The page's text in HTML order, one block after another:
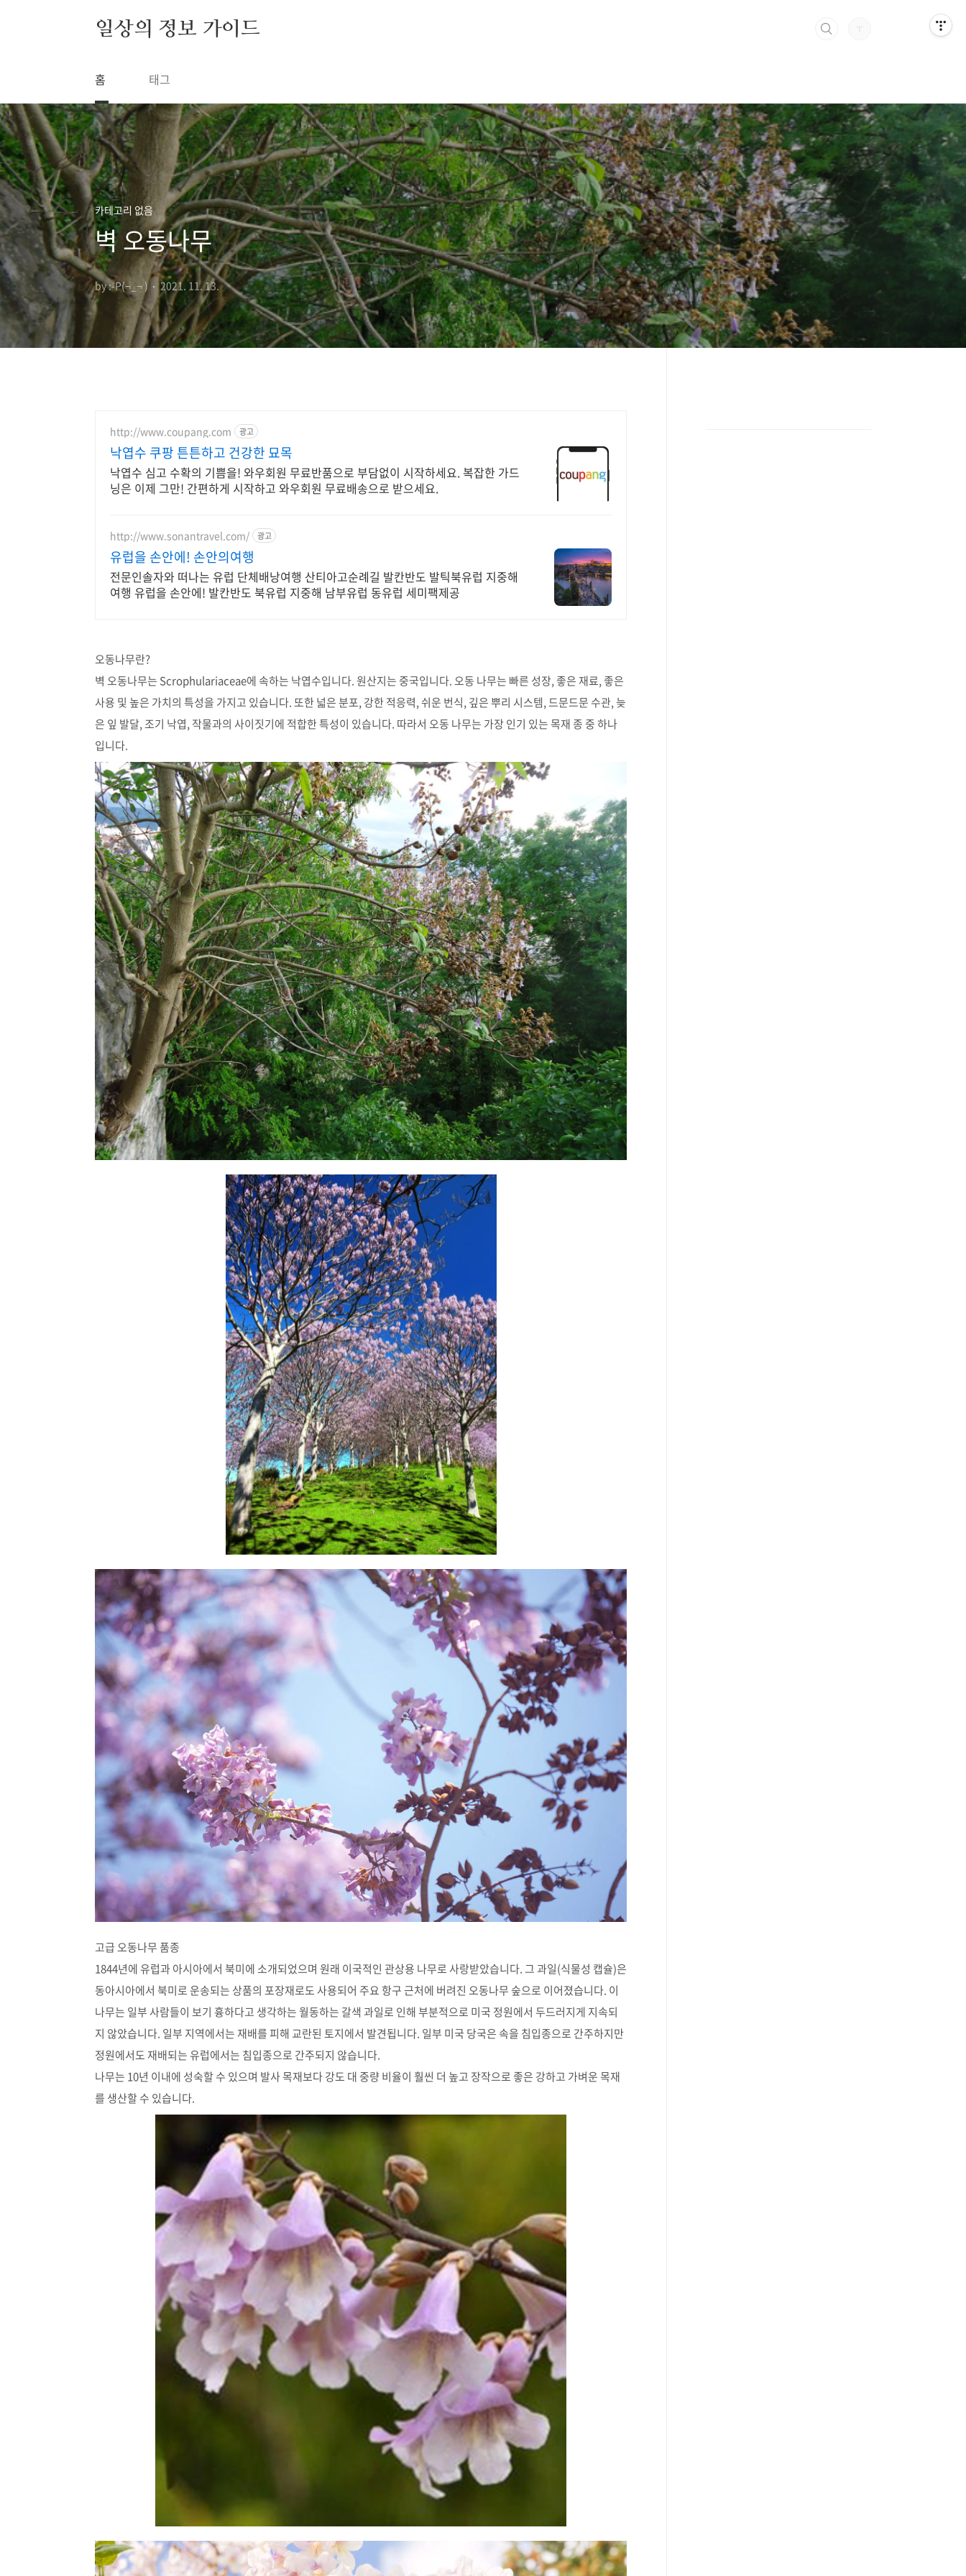
일상의 정보 가이드
홈 태그
카테고리 없음
벽 오동나무
by :-P(¬_¬ ) 2021. 11. 13.
http://www.coupang.com 광고
낙엽수 쿠팡 튼튼하고 건강한 묘목
낙엽수 심고 수확의 기쁨을! 와우회원 무료반품으로 부담없이 시작하세요. 복잡한 가드
닝은 이제 그만! 간편하게 시작하고 와우회원 무료배송으로 받으세요.
http://www.sonantravel.com/ 광고
유럽을 손안에! 손안의여행
전문인솔자와 떠나는 유럽 단체배낭여행 산티아고순례길 발칸반도 발틱북유럽 지중해
여행 유럽을 손안에! 발칸반도 북유럽 지중해 남부유럽 동유럽 세미팩제공
오동나무란?
벽 오동나무는 Scrophulariaceae에 속하는 낙엽수입니다. 원산지는 중국입니다. 오동 나무는 빠른 성장, 좋은 재료, 좋은
사용 및 높은 가치의 특성을 가지고 있습니다. 또한 넓은 분포, 강한 적응력, 쉬운 번식, 깊은 뿌리 시스템, 드문드문 수관, 늦
은 잎 발달, 조기 낙엽, 작물과의 사이짓기에 적합한 특성이 있습니다. 따라서 오동 나무는 가장 인기 있는 목재 종 중 하나
입니다.
고급 오동나무 품종
1844년에 유럽과 아시아에서 북미에 소개되었으며 원래 이국적인 관상용 나무로 사랑받았습니다. 그 과일(식물성 캡슐)은
동아시아에서 북미로 운송되는 상품의 포장재로도 사용되어 주요 항구 근처에 버려진 오동나무 숲으로 이어졌습니다. 이
나무는 일부 사람들이 보기 흉하다고 생각하는 월동하는 갈색 과일로 인해 부분적으로 미국 정원에서 두드러지게 지속되
지 않았습니다. 일부 지역에서는 재배를 피해 교란된 토지에서 발견됩니다. 일부 미국 당국은 속을 침입종으로 간주하지만
정원에서도 재배되는 유럽에서는 침입종으로 간주되지 않습니다.
나무는 10년 이내에 성숙할 수 있으며 발사 목재보다 강도 대 중량 비율이 훨씬 더 높고 장작으로 좋은 강하고 가벼운 목재
를 생산할 수 있습니다.